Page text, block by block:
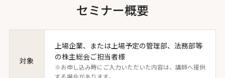
セミナー概要
対象
上場企業、または上場予定の管理部、法務部等
の株主総会ご担当者様
※お申し込み時にご入力いただいた内容は、講師へ提供
する場合があります。